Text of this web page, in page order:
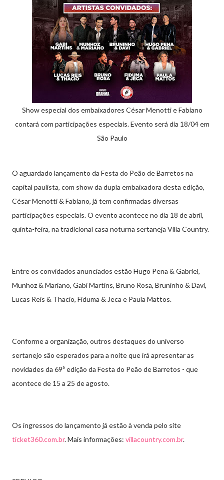
Show especial dos embaixadores César Menotti e Fabiano
contará com participações especiais. Evento será dia 18/04 em
São Paulo
O aguardado lançamento da Festa do Peão de Barretos na
capital paulista, com show da dupla embaixadora desta edição,
César Menotti & Fabiano, já tem confirmadas diversas
participações especiais. O evento acontece no dia 18 de abril,
quinta-feira, na tradicional casa noturna sertaneja Villa Country.
Entre os convidados anunciados estão Hugo Pena & Gabriel,
Munhoz & Mariano, Gabi Martins, Bruno Rosa, Bruninho & Davi,
Lucas Reis & Thacio, Fiduma & Jeca e Paula Mattos.
Conforme a organização, outros destaques do universo
sertanejo são esperados para a noite que irá apresentar as
novidades da 69⁠ª edição da Festa do Peão de Barretos - que
acontece de 15 a 25 de agosto.
Os ingressos do lançamento já estão à venda pelo site
ticket360.com.br. Mais informações: villacountry.com.br.